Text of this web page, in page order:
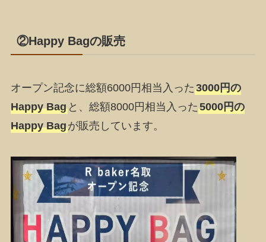
②Happy Bagの販売
オープン記念に総額6000円相当入った3000円の
Happy Bagと、総額8000円相当入った5000円の
Happy Bagが販売しています。